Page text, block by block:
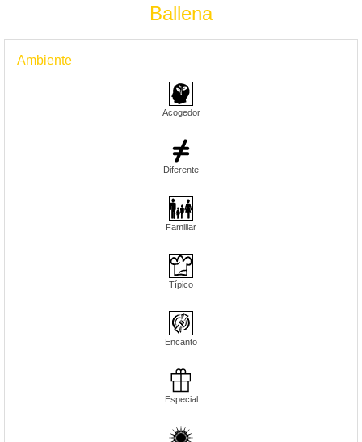
Ballena
Ambiente
Acogedor
Diferente
Familiar
Típico
Encanto
Especial